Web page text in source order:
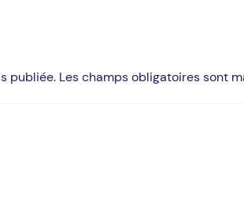
publiée. Les champs obligatoires sont